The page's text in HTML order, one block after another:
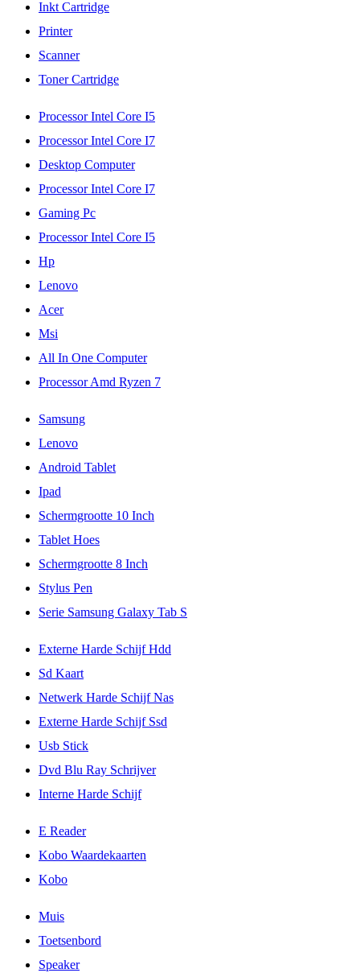
Inkt Cartridge
Printer
Scanner
Toner Cartridge
Processor Intel Core I5
Processor Intel Core I7
Desktop Computer
Processor Intel Core I7
Gaming Pc
Processor Intel Core I5
Hp
Lenovo
Acer
Msi
All In One Computer
Processor Amd Ryzen 7
Samsung
Lenovo
Android Tablet
Ipad
Schermgrootte 10 Inch
Tablet Hoes
Schermgrootte 8 Inch
Stylus Pen
Serie Samsung Galaxy Tab S
Externe Harde Schijf Hdd
Sd Kaart
Netwerk Harde Schijf Nas
Externe Harde Schijf Ssd
Usb Stick
Dvd Blu Ray Schrijver
Interne Harde Schijf
E Reader
Kobo Waardekaarten
Kobo
Muis
Toetsenbord
Speaker